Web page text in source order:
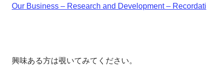
Our Business – Research and Development – Recordati
興味ある方は覗いてみてください。